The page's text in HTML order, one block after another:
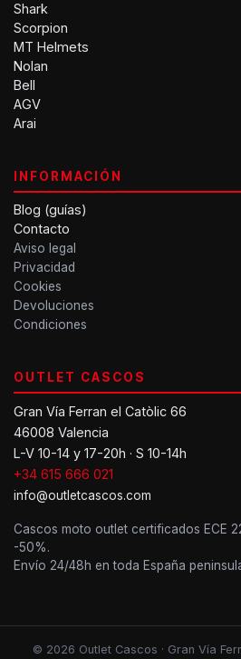
Shark
Scorpion
MT Helmets
Nolan
Bell
AGV
Arai
INFORMACIÓN
Blog (guías)
Contacto
Aviso legal
Privacidad
Cookies
Devoluciones
Condiciones
OUTLET CASCOS
Gran Vía Ferran el Catòlic 66
46008 Valencia
L-V 10-14 y 17-20h · S 10-14h
+34 615 666 021
info@outletcascos.com
Cascos moto outlet certificados ECE
-50%.
Envío 24/48h en toda España
© 2026 Outlet Cascos · Gran Vía